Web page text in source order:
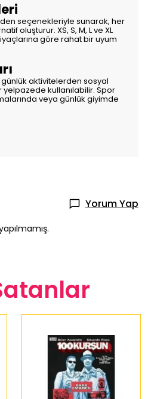
seçenekleriyle sunarak, her
oluşturur. XS, S, M, L ve XL
göre rahat bir uyum
aktivitelerden sosyal
kullanılabilir. Spor
veya günlük giyimde
Yorum Yap